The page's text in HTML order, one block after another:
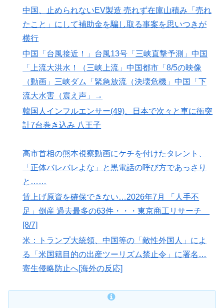
中国、止められないEV製造 売れず在庫山積み「売れ
たこと」にして補助金を騙し取る事案を思いつきが
横行
中国「台風接近！」台風13号「三峡直撃予測」中国
「上流大洪水！（三峡上流」中国都市「8/5の映像
（動画」三峡ダム「緊急放流（決壊危機」中国「下
流大水害（震え声」→
韓国人インフルエンサー(49)、日本で次々と車に衝突
計7台巻き込み 八王子
高市首相の熊本視察動画にケチを付けたタレント、
「正体バレバレよな」と黒電話の呼び方であっさり
と……
賃上げ原資を確保できない…2026年7月 「人手不
足」倒産 過去最多の63件・・・東京商工リサーチ
[8/7]
米：トランプ大統領、中国等の「敵性外国人」によ
る「米国籍目的の出産ツーリズム禁止令」に署名…
寄生侵略防止へ[海外の反応]